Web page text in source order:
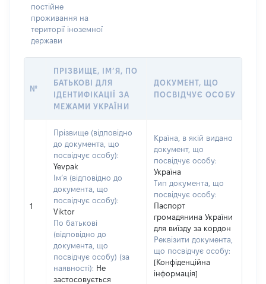
постійне
проживання на
території іноземної
держави
№
ПРІЗВИЩЕ, ІМ’Я, ПО
БАТЬКОВІ ДЛЯ
ІДЕНТИФІКАЦІЇ ЗА
МЕЖАМИ УКРАЇНИ
ДОКУМЕНТ, ЩО
ПОСВІДЧУЄ ОСОБУ
1
Прізвище (відповідно
до документа, що
посвідчує особу):
Yevpak
Ім’я (відповідно до
документа, що
посвідчує особу):
Viktor
По батькові
(відповідно до
документа, що
посвідчує особу) (за
наявності): Не
застосовується
Країна, в якій видано
документ, що
посвідчує особу:
Україна
Тип документа, що
посвідчує особу:
Паспорт
громадянина України
для виїзду за кордон
Реквізити документа,
що посвідчує особу:
[Конфіденційна
інформація]